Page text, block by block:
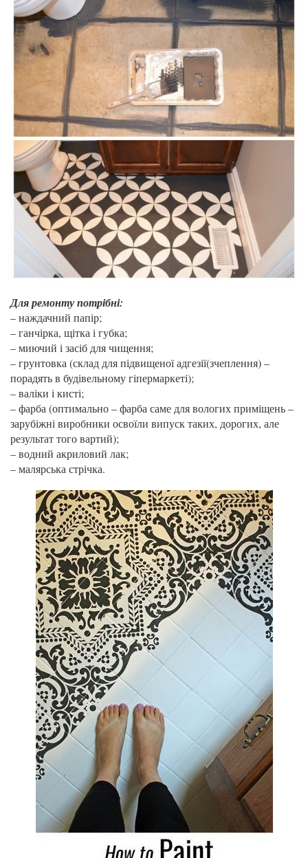
Для ремонту потрібні:
– наждачний папір;
– ганчірка, щітка і губка;
– миючий і засіб для чищення;
– грунтовка (склад для підвищеної адгезії(зчеплення) –
порадять в будівельному гіпермаркеті);
– валіки і кисті;
– фарба (оптимально – фарба саме для вологих приміщень –
зарубіжні виробники освоїли випуск таких, дорогих, але
результат того вартий);
– водний акриловий лак;
– малярська стрічка.